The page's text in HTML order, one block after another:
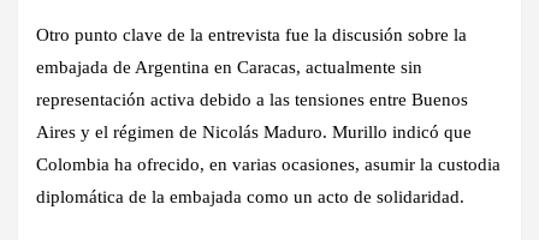
Otro punto clave de la entrevista fue la discusión sobre la
embajada de Argentina en Caracas, actualmente sin
representación activa debido a las tensiones entre Buenos
Aires y el régimen de Nicolás Maduro. Murillo indicó que
Colombia ha ofrecido, en varias ocasiones, asumir la custodia
diplomática de la embajada como un acto de solidaridad.